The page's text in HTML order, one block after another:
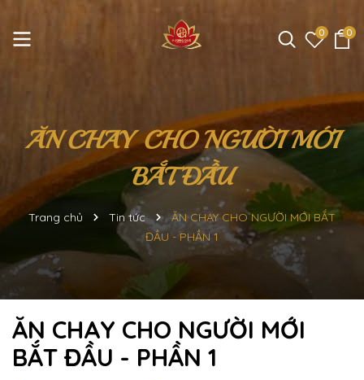
0 0
ĂN CHAY CHO NGƯỜI MỚI
BẮT ĐẦU
Trang chủ Tin tức
ĂN CHAY CHO NGƯỜI MỚI BẮT
ĐẦU - PHẦN 1
ĂN CHAY CHO NGƯỜI MỚI
BẮT ĐẦU - PHẦN 1